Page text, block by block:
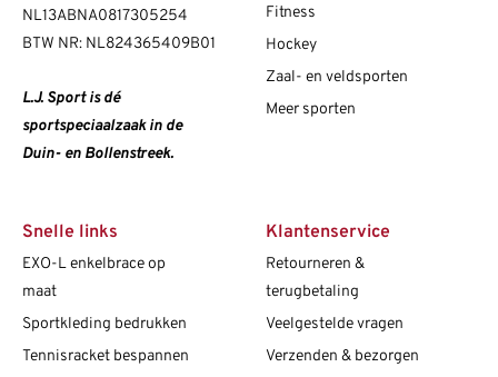
NL13ABNA0817305254
BTW NR: NL824365409B01
L.J. Sport is dé
sportspeciaalzaak in de
Duin- en Bollenstreek.
Fitness
Hockey
Zaal- en veldsporten
Meer sporten
Snelle links
EXO-L enkelbrace op
maat
Sportkleding bedrukken
Tennisracket bespannen
Klantenservice
Retourneren &
terugbetaling
Veelgestelde vragen
Verzenden & bezorgen